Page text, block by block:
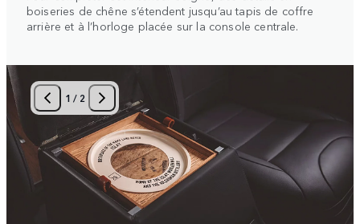
boiseries de chêne s’étendent jusqu’au tapis de coffre
arrière et à l’horloge placée sur la console centrale.
1 / 2